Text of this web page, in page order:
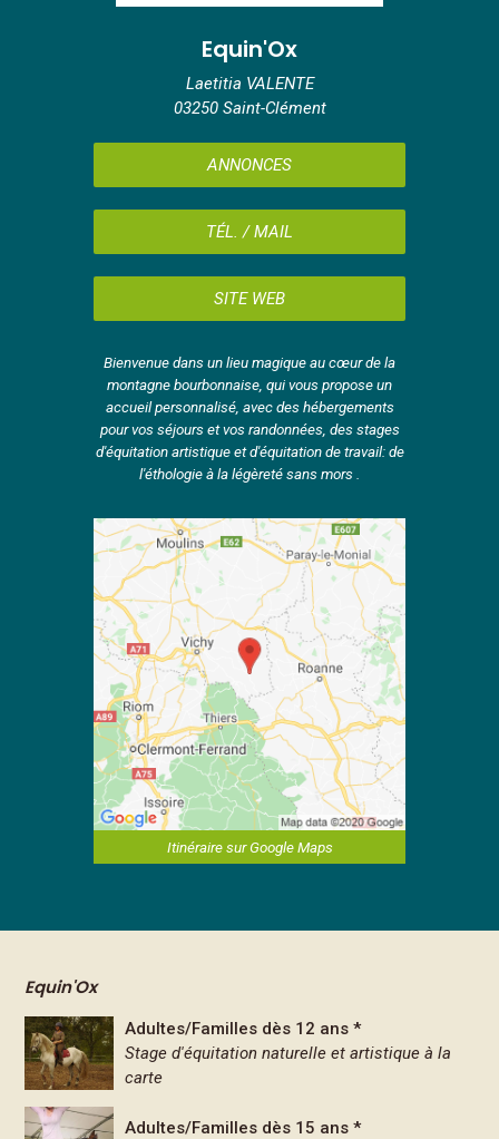
Equin'Ox
Laetitia VALENTE
03250 Saint-Clément
ANNONCES
TÉL. / MAIL
SITE WEB
Bienvenue dans un lieu magique au cœur de la
montagne bourbonnaise, qui vous propose un
accueil personnalisé, avec des hébergements
pour vos séjours et vos randonnées, des stages
d'équitation artistique et d'équitation de travail: de
l'éthologie à la légèreté sans mors .
Itinéraire sur Google Maps
Equin'Ox
Adultes/Familles dès 12 ans *
Stage d'équitation naturelle et artistique à la
carte
Adultes/Familles dès 15 ans *